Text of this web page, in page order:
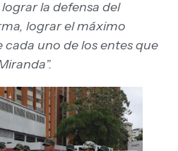
la defensa del
lograr el máximo
uno de los entes que